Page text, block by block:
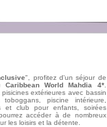
", profitez d'un séjour de
Caribbean World Mahdia 4*.
extérieures avec bassin
piscine intérieure,
et club pour enfants, soirées
accéder à de nombreux
les loisirs et la détente.